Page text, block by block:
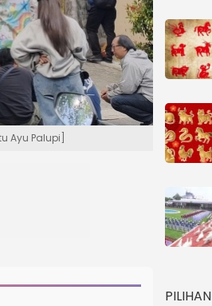
Ayu Palupi]
PILIHAN